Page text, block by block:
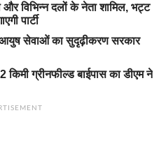
और विभिन्न दलों के नेता शामिल, भट्ट
पार्टी
आयुष सेवाओं का सुदृढ़ीकरण सरकार
किमी ग्रीनफील्ड बाईपास का डीएम ने